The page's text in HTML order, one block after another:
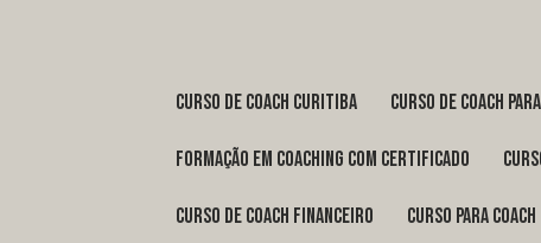
curso de coach Curitiba curso de coach
formação em coaching com certificado
curso de coach financeiro curso para coach